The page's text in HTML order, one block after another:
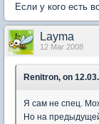
Если у кого есть
Layma
12 Mar 2008
Renitron, on
Я сам не спец.
Но на